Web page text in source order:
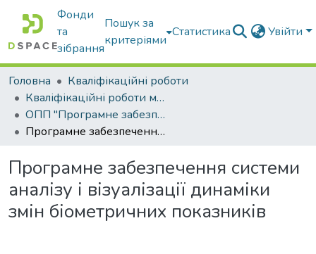
Фонди
та
зібрання
Пошук за
критеріями
Статистика Увійти
Головна
Кваліфікаційні роботи
Кваліфікаційні роботи магістрів
ОПП "Програмне забезпечення інформаційних систем"
Програмне забезпечення системи аналізу і візуалізації динаміки змін біометричних показників
Програмне забезпечення системи
аналізу і візуалізації динаміки
змін біометричних показників